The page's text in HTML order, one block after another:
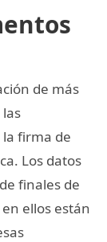
de más
firma de
Los datos
finales de
ellos están